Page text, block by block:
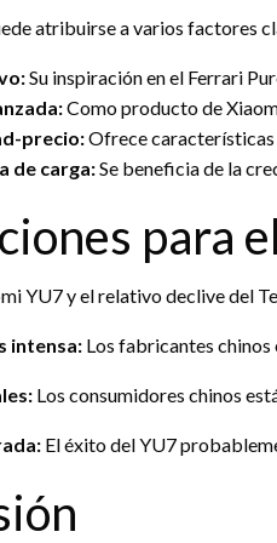
atribuirse a varios factores
Su inspiración en el Ferrari
Como producto de
precio:Ofrece características
de carga:Se beneficia de la
para
YU7 y el relativo declive del
intensa: Los fabricantes
Los consumidores chinos
El éxito del YU7